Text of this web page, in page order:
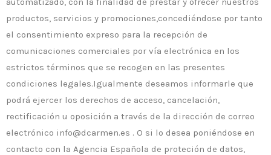
productos, servicios y promociones,concediéndose por tanto
el consentimiento expreso para la recepción de
comunicaciones comerciales por vía electrónica en los
estrictos términos que se recogen en las presentes
condiciones legales.Igualmente deseamos informarle que
podrá ejercer los derechos de acceso, cancelación,
rectificación u oposición a través de la dirección de correo
electrónico info@dcarmen.es . O si lo desea poniéndose en
contacto con la Agencia Española de proteción de datos,